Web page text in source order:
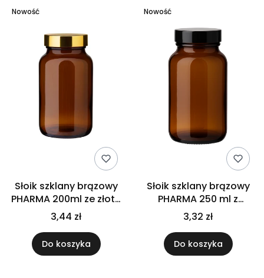
Nowość
Słoik szklany brązowy
PHARMA 200ml ze złotą
nakrętką na
suplementy tabletki
kapsułki
3,44 zł
Do koszyka
Nowość
Słoik szklany brązowy
PHARMA 250 ml z
czarną nakrętką na
suplementy tabletki
kapsułki
3,32 zł
Do koszyka